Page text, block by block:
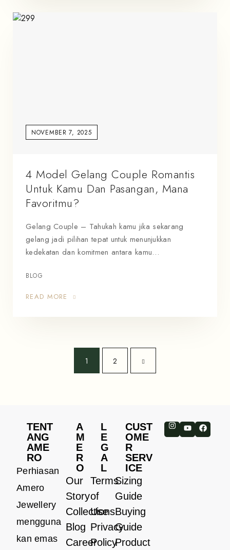
NOVEMBER 7, 2025
4 Model Gelang Couple Romantis
Untuk Kamu Dan Pasangan, Mana
Favoritmu?
Gelang Couple – Tahukah kamu jika sekarang
gelang jadi pilihan tepat untuk menunjukkan
kedekatan dan komitmen antara kamu…
BLOG
READ MORE
1 2
TENT
ANG
AME
RO
Perhiasan
Amero
Jewellery
mengguna
kan emas
A
M
E
R
O
Our
Story
Collections
Blog
Career
L
E
G
A
L
Terms
of
Use
Privacy
Policy
CUST
OME
R
SERV
ICE
Sizing
Guide
Buying
Guide
Product